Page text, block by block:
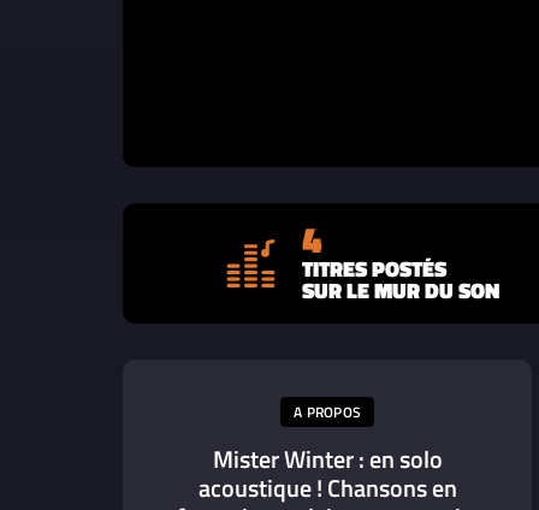
4
TITRES POSTÉS
SUR LE MUR DU SON
A PROPOS
Mister Winter : en solo
acoustique ! Chansons en